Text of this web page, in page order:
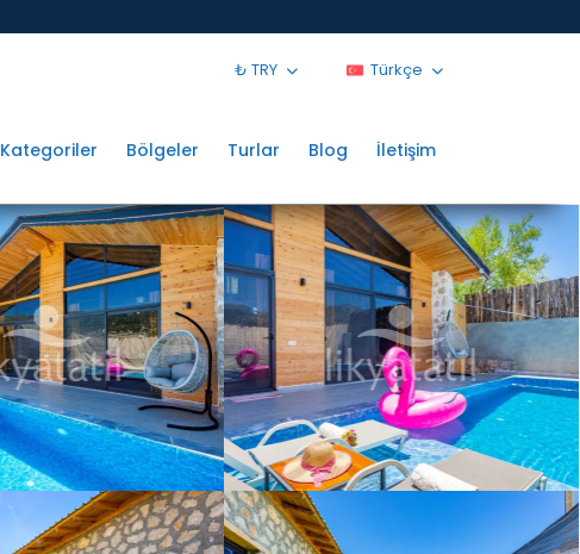
₺ TRY Türkçe
Kategoriler Bölgeler Turlar Blog İletişim